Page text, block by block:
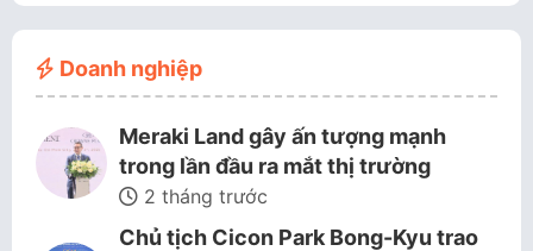
Doanh nghiệp
Meraki Land gây ấn tượng mạnh
trong lần đầu ra mắt thị trường
2 tháng trước
Chủ tịch Cicon Park Bong-Kyu trao